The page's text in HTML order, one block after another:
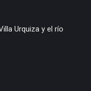
Urquiza y el río